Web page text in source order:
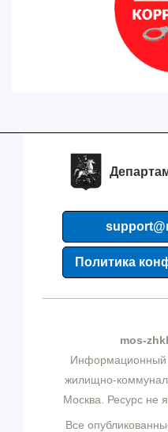
Политика
mos-
Информационный
жилищно-
Москва. Ресурс не
Все